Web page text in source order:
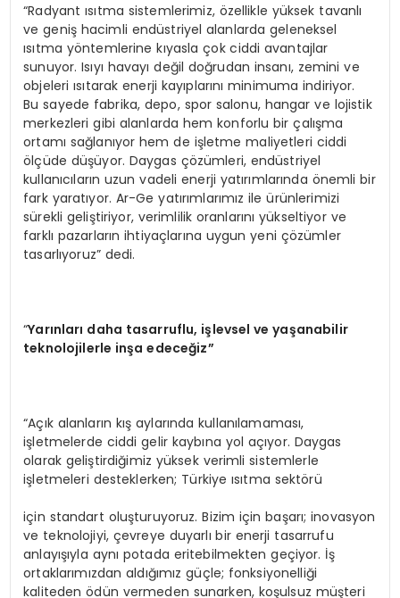
“Radyant ısıtma sistemlerimiz, özellikle yüksek tavanlı
ve geniş hacimli endüstriyel alanlarda geleneksel
ısıtma yöntemlerine kıyasla çok ciddi avantajlar
sunuyor. Isıyı havayı değil doğrudan insanı, zemini ve
objeleri ısıtarak enerji kayıplarını minimuma indiriyor.
Bu sayede fabrika, depo, spor salonu, hangar ve lojistik
merkezleri gibi alanlarda hem konforlu bir çalışma
ortamı sağlanıyor hem de işletme maliyetleri ciddi
ölçüde düşüyor. Daygas çözümleri, endüstriyel
kullanıcıların uzun vadeli enerji yatırımlarında önemli bir
fark yaratıyor. Ar-Ge yatırımlarımız ile ürünlerimizi
sürekli geliştiriyor, verimlilik oranlarını yükseltiyor ve
farklı pazarların ihtiyaçlarına uygun yeni çözümler
tasarlıyoruz” dedi.
“Yarınları daha tasarruflu, işlevsel ve yaşanabilir
teknolojilerle inşa edeceğiz”
“Açık alanların kış aylarında kullanılamaması,
işletmelerde ciddi gelir kaybına yol açıyor. Daygas
olarak geliştirdiğimiz yüksek verimli sistemlerle
işletmeleri desteklerken; Türkiye ısıtma sektörü
için standart oluşturuyoruz. Bizim için başarı; inovasyon
ve teknolojiyi, çevreye duyarlı bir enerji tasarrufu
anlayışıyla aynı potada eritebilmekten geçiyor. İş
ortaklarımızdan aldığımız güçle; fonksiyonelliği
kaliteden ödün vermeden sunarken, koşulsuz müşteri